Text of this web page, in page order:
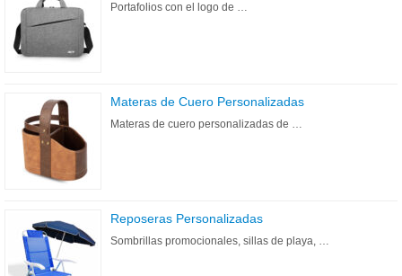
Portafolios con el logo de …
Materas de Cuero Personalizadas
Materas de cuero personalizadas de …
Reposeras Personalizadas
Sombrillas promocionales, sillas de playa, …